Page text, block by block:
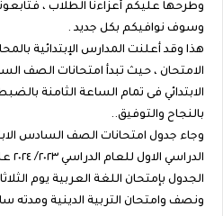
وطرحها عليكم أعزاءنا الطلاب ،
وسوف نوافيكم بكل جديد .
هذا وقد أعلنت المدارس الإبتدائية
الامتحان ، حيث تبدأ امتحانات الصف
بالنجاح والتوفيق..
وجاء جدول امتحانات الصف السادس
ونصف وامتحان التربية الدينية